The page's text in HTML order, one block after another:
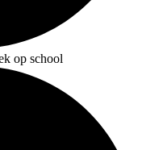
op school